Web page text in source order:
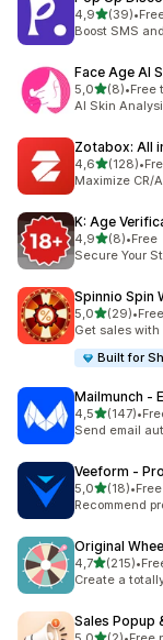
4,9z 5 hvězd
(39)
Celkový počet
•
Boost SMS
Face Age AI
5,0z 5 hvězd
(8)
Celkový počet
•Free
AI Skin
Zotabox: All
4,6z 5 hvězd
(128)
Celkový počet
•
Maximize CR/
K: Age
4,9z 5 hvězd
(8)
Celkový počet
•Free
Secure Your
Spinnio Spin
5,0z 5 hvězd
(29)
Celkový počet
•
Get sales with
Built for
Mailmunch ‑
4,5z 5 hvězd
(147)
Celkový počet
•
Send email
Veeform ‑
5,0z 5 hvězd
(18)
Celkový počet
•
Recommend
Original
4,7z 5 hvězd
(215)
Celkový počet
•
Create a
Sales Popup
z 5 hvězd